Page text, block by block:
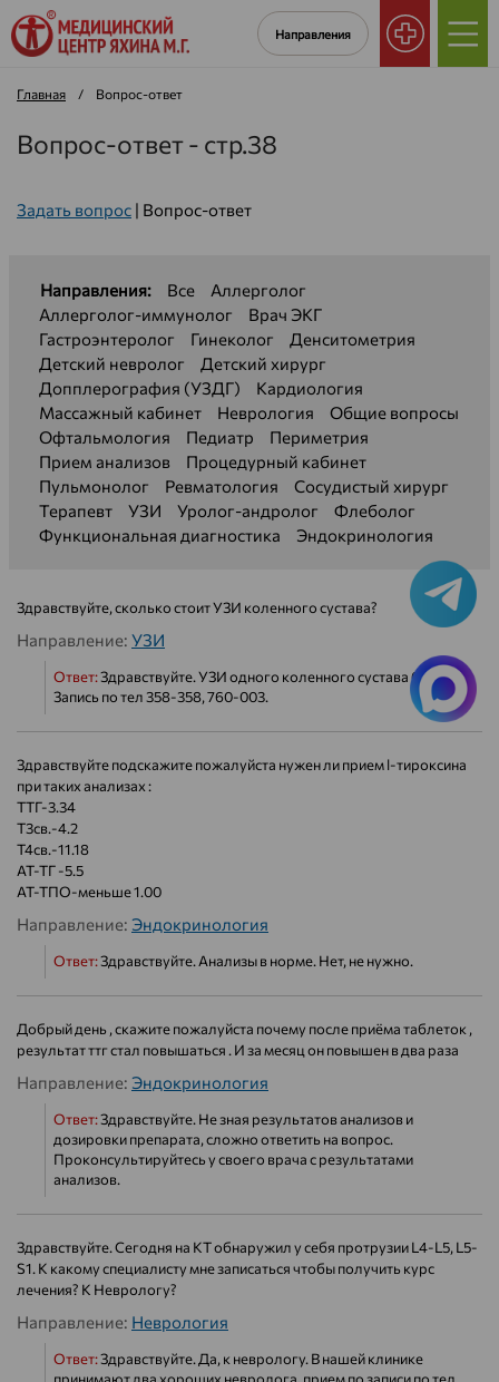
Направления
Главная / Вопрос-ответ
Вопрос-ответ - стр.38
Задать вопрос | Вопрос-ответ
Направления: Все
Аллерголог
Аллерголог-иммунолог
Врач ЭКГ
Гастроэнтеролог
Гинеколог
Денситометрия
Детский невролог
Детский хирург
Допплерография (УЗДГ)
Кардиология
Массажный кабинет
Неврология
Общие вопросы
Офтальмология
Педиатр
Периметрия
Прием анализов
Процедурный кабинет
Пульмонолог
Ревматология
Сосудистый хирург
Терапевт
УЗИ Уролог-андролог
Флеболог
Функциональная диагностика
Эндокринология
Здравствуйте, сколько стоит УЗИ коленного сустава?
Направление: УЗИ
Ответ:Здравствуйте. УЗИ одного коленного сустава 650р.
Запись по тел 358-358, 760-003.
Здравствуйте подскажите пожалуйста нужен ли прием l-тироксина
при таких анализах :
ТТГ-3.34
Т3св.-4.2
Т4св.-11.18
АТ-ТГ -5.5
АТ-ТПО-меньше 1.00
Направление: Эндокринология
Ответ:Здравствуйте. Анализы в норме. Нет, не нужно.
Добрый день , скажите пожалуйста почему после приёма таблеток ,
результат ттг стал повышаться . И за месяц он повышен в два раза
Направление: Эндокринология
Ответ:Здравствуйте. Не зная результатов анализов и
дозировки препарата, сложно ответить на вопрос.
Проконсультируйтесь у своего врача с результатами
анализов.
Здравствуйте. Сегодня на КТ обнаружил у себя протрузии L4-L5, L5-
S1. К какому специалисту мне записаться чтобы получить курс
лечения? К Неврологу?
Направление: Неврология
Ответ:Здравствуйте. Да, к неврологу. В нашей клинике